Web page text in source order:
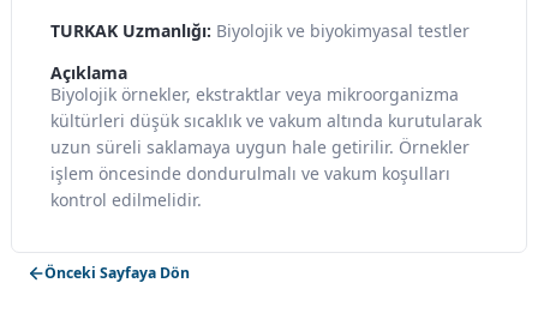
TURKAK Uzmanlığı: Biyolojik ve biyokimyasal testler
Açıklama
Biyolojik örnekler, ekstraktlar veya mikroorganizma
kültürleri düşük sıcaklık ve vakum altında kurutularak
uzun süreli saklamaya uygun hale getirilir. Örnekler
işlem öncesinde dondurulmalı ve vakum koşulları
kontrol edilmelidir.
Önceki Sayfaya Dön